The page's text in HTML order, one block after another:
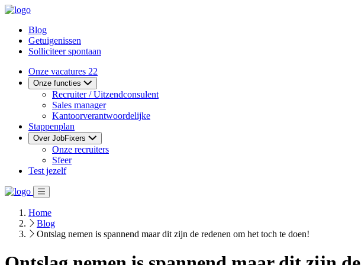
Blog
Getuigenissen
Solliciteer spontaan
Onze vacatures 22
Onze functies
Recruiter / Uitzendconsulent
Sales manager
Kantoorverantwoordelijke
Stappenplan
Over JobFixers
Onze recruiters
Sfeer
Test jezelf
Home
Blog
Ontslag nemen is spannend maar dit zijn de redenen om het toch te doen!